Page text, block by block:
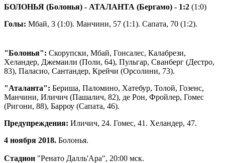
БОЛОНЬЯ (Болонья) - АТАЛАНТА (Бергамо) - 1:2 (1:0)
Голы: Мбай, 3 (1:0). Манчини, 57 (1:1). Сапата, 70 (1:2).
"Болонья": Скорупски, Мбай, Гонсалес, Калабрези,
Хеландер, Джемаили (Поли, 64), Пульгар, Сванберг (Дестро,
83), Паласио, Сантандер, Крейчи (Орсолини, 73).
"Аталанта": Бериша, Паломино, Хатебур, Толой, Гозенс,
Манчини, Иличич (Пашалич, 82), де Рон, Фройлер, Гомес
(Ригони, 88), Барроу (Сапата, 46).
Предупреждения: Иличич, 24. Гомес, 41. Хеландер, 47.
4 ноября 2018. Болонья.
Стадион "Ренато Далль'Ара", 20:00 мск.